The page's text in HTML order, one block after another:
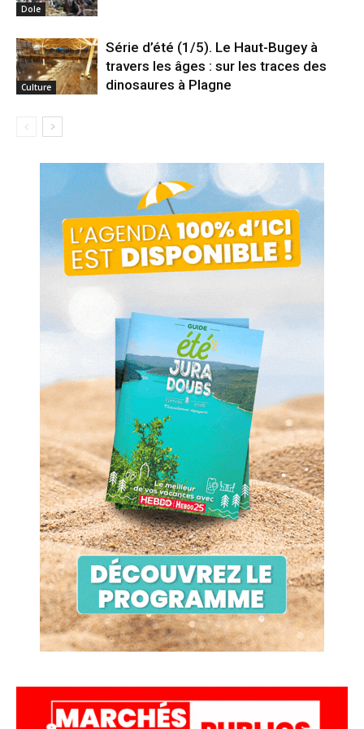
Dole
Culture
Série d’été (1/5). Le Haut-Bugey à
travers les âges : sur les traces des
dinosaures à Plagne